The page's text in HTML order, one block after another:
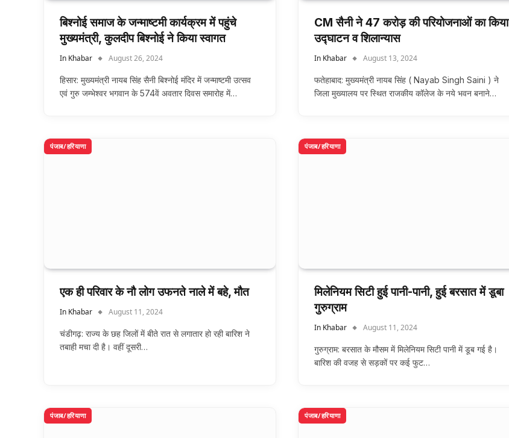
बिश्नोई समाज के जन्माष्टमी कार्यक्रम में पहुंचे
मुख्यमंत्री, कुलदीप बिश्नोई ने किया स्वागत
In Khabar August 26, 2024
हिसार: मुख्यमंत्री नायब सिंह सैनी बिश्नोई मंदिर में जन्माष्टमी उत्सव
एवं गुरु जम्भेश्वर भगवान के 574वें अवतार दिवस समारोह में…
CM सैनी ने 47 करोड़ की परियोजनाओं का किया
उद्घाटन व शिलान्यास
In Khabar August 13, 2024
फतेहाबाद: मुख्यमंत्री नायब सिंह ( Nayab Singh Saini ) ने
जिला मुख्यालय पर स्थित राजकीय कॉलेज के नये भवन बनाने…
पंजाब/हरियाणा
एक ही परिवार के नौ लोग उफनते नाले में बहे, मौत
In Khabar August 11, 2024
चंडीगढ़: राज्य के छह जिलों में बीते रात से लगातार हो रही बारिश ने
तबाही मचा दी है। वहीं दूसरी…
पंजाब/हरियाणा
मिलेनियम सिटी हुई पानी-पानी, हुई बरसात में डूबा
गुरुग्राम
In Khabar August 11, 2024
गुरुग्राम: बरसात के मौसम में मिलेनियम सिटी पानी में डूब गई है।
बारिश की वजह से सड़कों पर कई फुट…
पंजाब/हरियाणा पंजाब/हरियाणा